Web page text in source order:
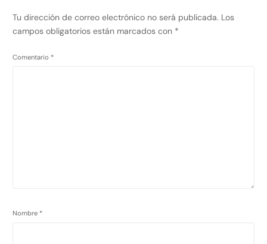
Tu dirección de correo electrónico no será publicada. Los
campos obligatorios están marcados con *
Comentario *
Nombre *